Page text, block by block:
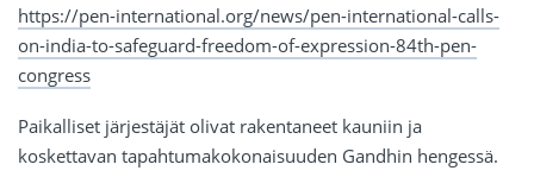
https://pen-international.org/news/pen-international-calls-
on-india-to-safeguard-freedom-of-expression-84th-pen-
congress
Paikalliset järjestäjät olivat rakentaneet kauniin ja
koskettavan tapahtumakokonaisuuden Gandhin hengessä.